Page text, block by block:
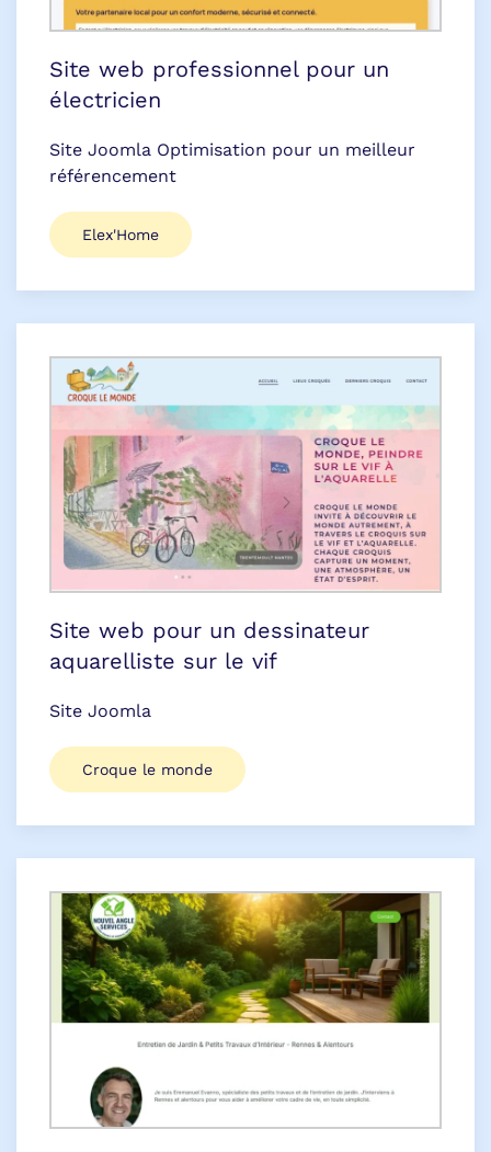
Site web professionnel pour un
électricien
Site Joomla Optimisation pour un meilleur
référencement
Elex'Home
Site web pour un dessinateur
aquarelliste sur le vif
Site Joomla
Croque le monde